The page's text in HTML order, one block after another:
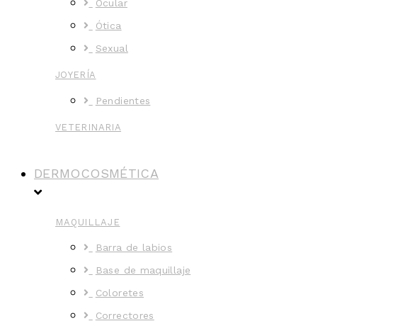
Ocular
Ótica
Sexual
JOYERÍA
Pendientes
VETERINARIA
DERMOCOSMÉTICA
MAQUILLAJE
Barra de labios
Base de maquillaje
Coloretes
Correctores